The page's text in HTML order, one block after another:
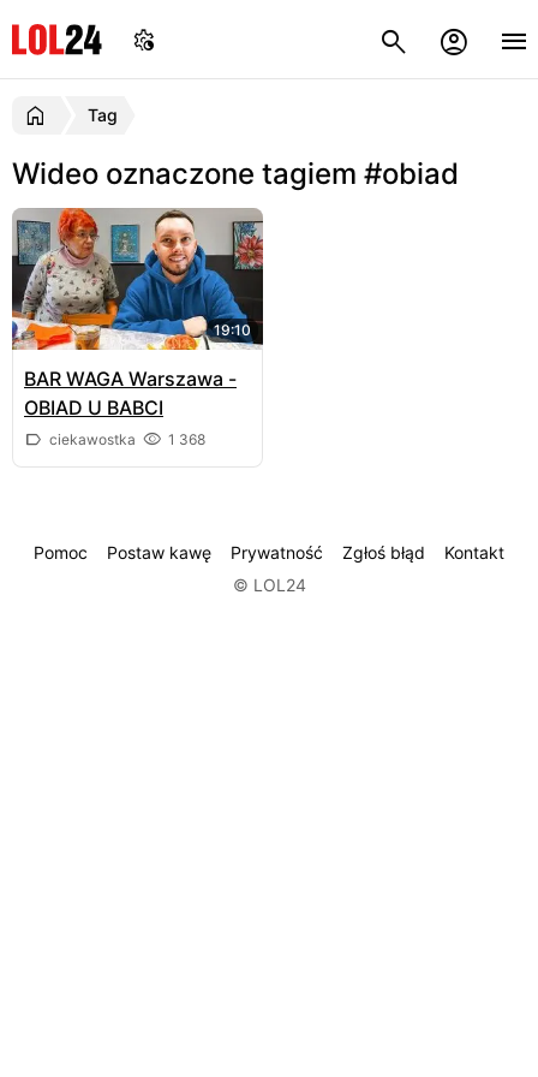
Tag
Wideo oznaczone tagiem #obiad
19:10
BAR WAGA Warszawa -
OBIAD U BABCI
ciekawostka 1 368
Pomoc Postaw kawę Prywatność Zgłoś błąd
Kontakt
© LOL24